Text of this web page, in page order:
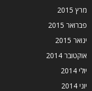
מרץ 2015
פברואר 2015
ינואר 2015
אוקטובר 2014
יולי 2014
יוני 2014